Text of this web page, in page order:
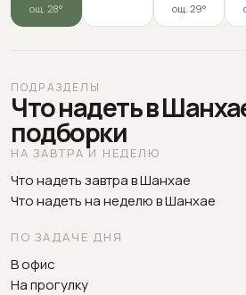
ощ. 28° ощ. 29°
ПОДРАЗДЕЛЫ
Что надеть в
подборки
НА ЗАВТРА И НЕДЕЛЮ
Что надеть завтра в Шанхае
Что надеть на неделю в Шанхае
ПО ЗАДАЧЕ ДНЯ
В офис
На прогулку